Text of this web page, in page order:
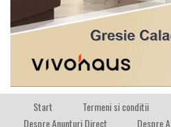
Start Termeni si conditii
Despre Anunturi Direct
Despre